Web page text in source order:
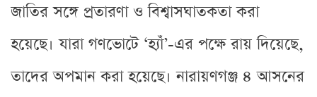
জাতির সঙ্গে প্রতারণা ও বিশ্বাসঘাতকতা করা
হয়েছে। যারা গণভোটে ‘হ্যাঁ’-এর পক্ষে রায় দিয়েছে,
তাদের অপমান করা হয়েছে। নারায়ণগঞ্জ ৪ আসনের